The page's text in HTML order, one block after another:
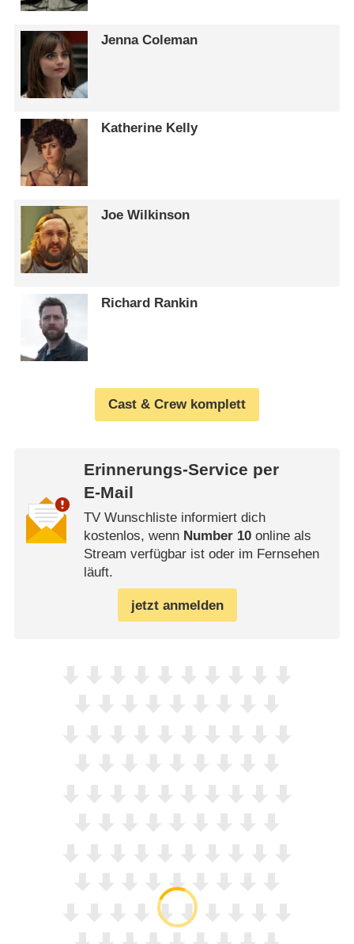
Jenna Coleman
Katherine Kelly
Joe Wilkinson
Richard Rankin
Cast & Crew komplett
Erinnerungs-Service per
E-Mail
TV Wunschliste informiert dich
kostenlos, wenn Number 10online als
Stream verfügbar ist oder im Fernsehen
läuft.
jetzt anmelden